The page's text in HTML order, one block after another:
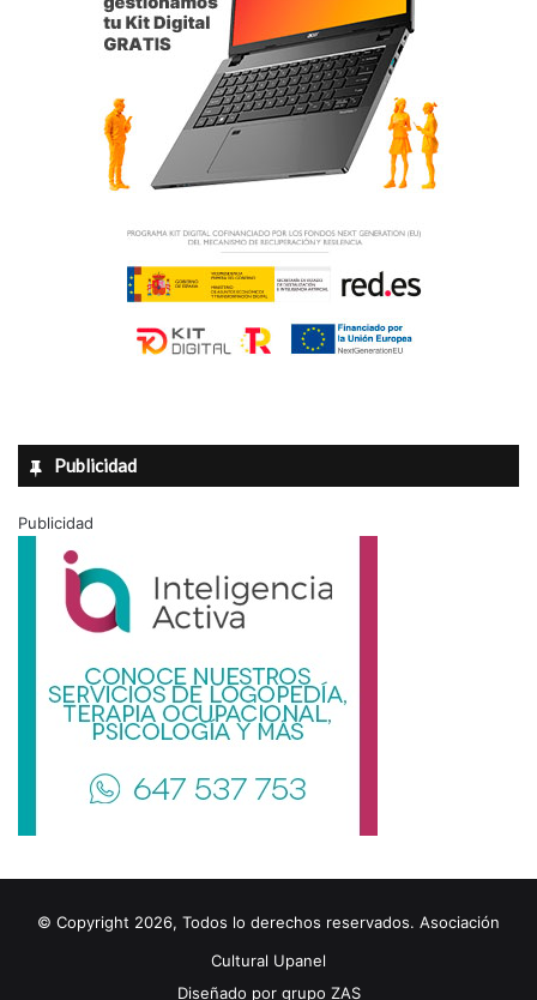
Publicidad
Publicidad
© Copyright 2026, Todos lo derechos reservados. Asociación
Cultural Upanel
Diseñado por grupo ZAS